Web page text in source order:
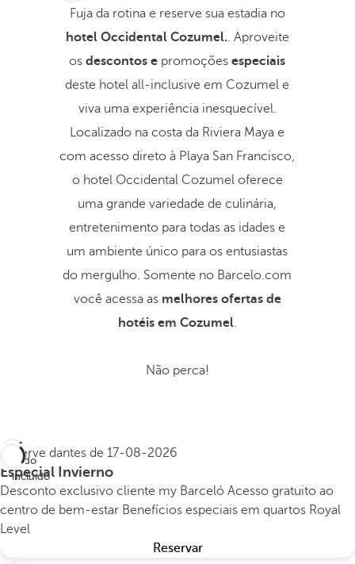
Fuja da rotina e reserve sua estadia no
hotel Occidental Cozumel.. Aproveite
osdescontos e promoçõesespeciais
deste hotel all-inclusive em Cozumel e
viva uma experiência inesquecível.
Localizado na costa da Riviera Maya e
com acesso direto à Playa San Francisco,
o hotel Occidental Cozumel oferece
uma grande variedade de culinária,
entretenimento para todas as idades e
um ambiente único para os entusiastas
do mergulho. Somente no Barcelo.com
você acessa as melhores ofertas de
hotéis em Cozumel.
Não perca!
Tudo
incluído
Reserve dantes de 17-08-2026
Especial Invierno
Desconto exclusivo cliente my Barceló Acesso gratuito ao
centro de bem-estar Benefícios especiais em quartos Royal
Level
Reservar